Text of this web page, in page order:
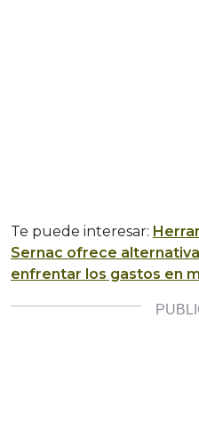
Te puede interesar:
Sernac ofrece
enfrentar los gastos en